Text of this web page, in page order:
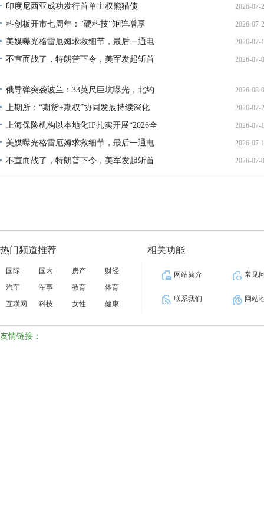
印度尼西亚成功发行首单主权熊猫债 2026-07-
科创板开市七周年：“硬科技”矩阵增厚 2026-07-
美媒曝光格雷厄姆求救细节，最后一通电 2026-07-
不宣而战了，特朗普下令，美军发起斩首 2026-07-
俄导弹突袭波兰：33英尺巨坑曝光，北约 2026-08-
上期所：“期货+期权”协同发展持续深化 2026-07-
上海保险机构以本地化IP扎实开展“2026全 2026-07-
美媒曝光格雷厄姆求救细节，最后一通电 2026-07-
不宣而战了，特朗普下令，美军发起斩首 2026-07-
热门频道推荐
国际 国内 房产
财经
汽车
军事 教育
体育
互联网
科技 女性 健康
相关功能
网站简介 常见
联系我们 网站
友情链接：